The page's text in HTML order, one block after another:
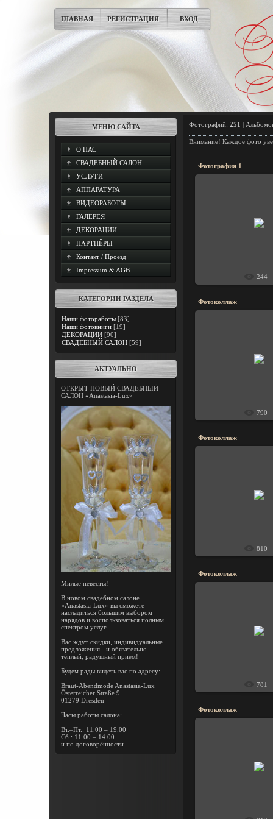
ГЛАВНАЯ РЕГИСТРАЦИЯ ВХОД
МЕНЮ САЙТА
О НАС
СВАДЕБНЫЙ САЛОН
УСЛУГИ
АППАРАТУРА
ВИДЕОРАБОТЫ
ГАЛЕРЕЯ
ДЕКОРАЦИИ
ПАРТНЁРЫ
Контакт / Проезд
Impressum & AGB
КАТЕГОРИИ РАЗДЕЛА
Наши фотоработы [83]
Наши фотокниги [19]
ДЕКОРАЦИИ [90]
СВАДЕБНЫЙ САЛОН [59]
АКТУАЛЬНО
ОТКРЫТ НОВЫЙ СВАДЕБНЫЙ
САЛОН «Anastasia-Lux»
Милые невесты!
В новом свадебном салоне
«Anastasia-Lux» вы сможете
насладиться большим выбором
нарядов и воспользоваться полным
спектром услуг.
Вас ждут скидки, индивидуальные
предложения - и обязательно
тёплый, радушный прием!
Будем рады видеть вас по адресу:
Braut-Abendmode Anastasia-Lux
Österreicher Straße 9
01279 Dresden
Часы работы салона:
Вт.–Пт.: 11.00 – 19.00
Сб.: 11.00 – 14.00
и по договорённости
Фотографий: 251 |
Внимание! Каждое фото
Фотография 1
Hochzeitsdekoration
Gästetische:
244
Фотоколлаж
790
Фотоколлаж
810
Фотоколлаж
781
Фотоколлаж